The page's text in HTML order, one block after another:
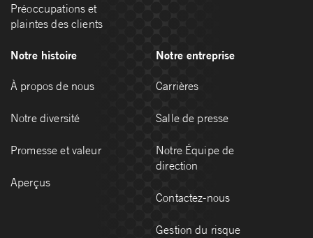
Préoccupations et
plaintes des clients
Notre histoire
À propos de nous
Notre diversité
Promesse et valeur
Aperçus
Notre entreprise
Carrières
Salle de presse
Notre Équipe de
direction
Contactez-nous
Gestion du risque